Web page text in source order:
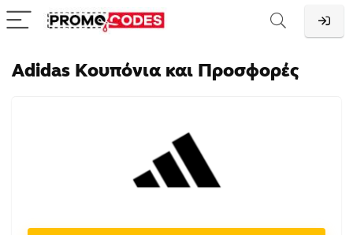
Adidas Κουπόνια και Προσφορές